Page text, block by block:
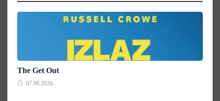
The Get Out
07.08.2026.